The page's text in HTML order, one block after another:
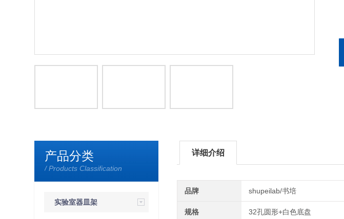
产品分类
/ Products Classification
实验室器皿架
详细介绍
品牌 shupeilab/书培
规格 32孔圆形+白色底盘